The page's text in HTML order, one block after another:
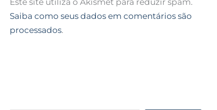
Este site utiliza o Akismet para reduzir spam.
Saiba como seus dados em comentários são
processados.